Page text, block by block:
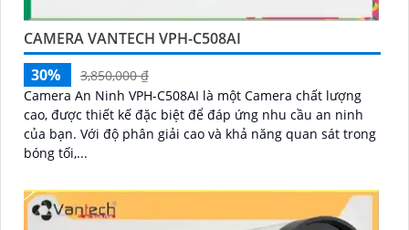
CAMERA VANTECH VPH-C508AI
30%
3,850,000 ₫
Camera An Ninh VPH-C508AI là một Camera chất lượng
cao, được thiết kế đặc biệt để đáp ứng nhu cầu an ninh
của bạn. Với độ phân giải cao và khả năng quan sát trong
bóng tối,...